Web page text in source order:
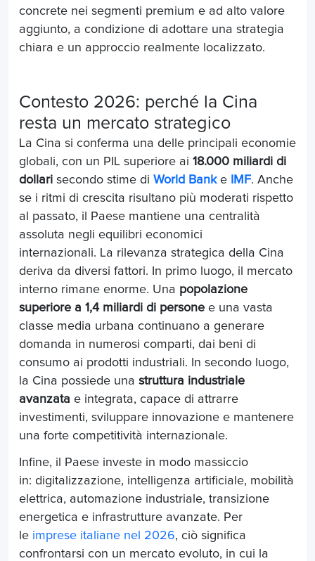
concrete nei segmenti premium e ad alto valore
aggiunto, a condizione di adottare una strategia
chiara e un approccio realmente localizzato.
Contesto 2026: perché la Cina
resta un mercato strategico
La Cina si conferma una delle principali economie
globali, con un PIL superiore ai 18.000 miliardi di
dollari secondo stime di World Banke IMF. Anche
se i ritmi di crescita risultano più moderati rispetto
al passato, il Paese mantiene una centralità
assoluta negli equilibri economici
internazionali. La rilevanza strategica della Cina
deriva da diversi fattori. In primo luogo, il mercato
interno rimane enorme. Una popolazione
superiore a 1,4 miliardi di persone e una vasta
classe media urbana continuano a generare
domanda in numerosi comparti, dai beni di
consumo ai prodotti industriali. In secondo luogo,
la Cina possiede una struttura industriale
avanzata e integrata, capace di attrarre
investimenti, sviluppare innovazione e mantenere
una forte competitività internazionale.
Infine, il Paese investe in modo massiccio
in: digitalizzazione, intelligenza artificiale, mobilità
elettrica, automazione industriale, transizione
energetica e infrastrutture avanzate. Per
le imprese italiane nel 2026, ciò significa
confrontarsi con un mercato evoluto, in cui la